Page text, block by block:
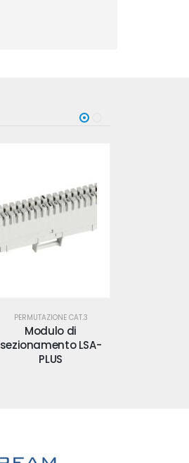
PERMUTAZIONE CAT.3
Modulo di
Sezionamento tipo
LSA